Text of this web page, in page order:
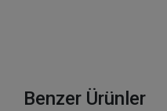
Benzer Ürünler